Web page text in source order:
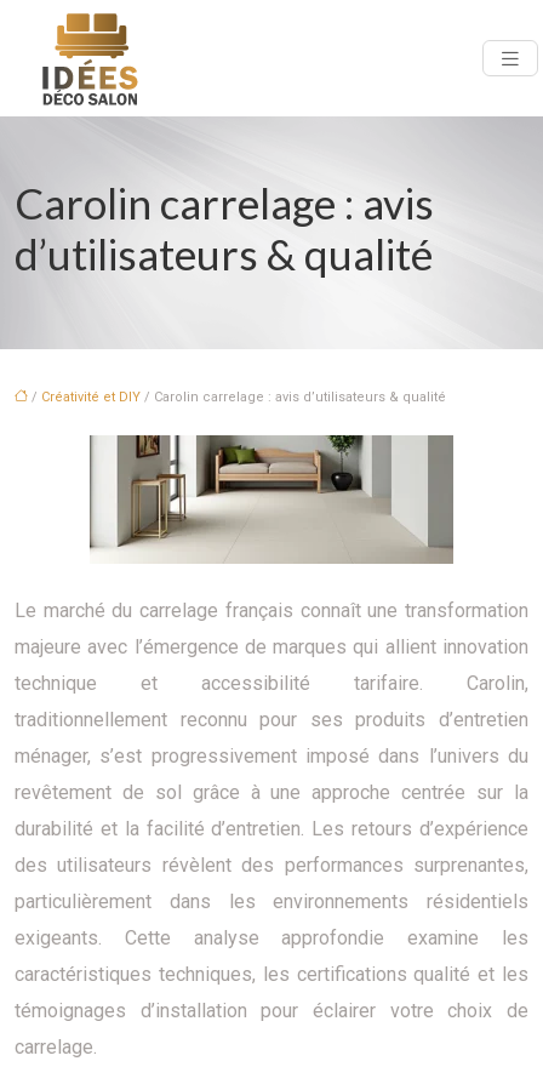
Carolin carrelage : avis
d’utilisateurs & qualité
/ Créativité et DIY / Carolin carrelage : avis d’utilisateurs & qualité
Le marché du carrelage français connaît une transformation
majeure avec l’émergence de marques qui allient innovation
technique et accessibilité tarifaire. Carolin,
traditionnellement reconnu pour ses produits d’entretien
ménager, s’est progressivement imposé dans l’univers du
revêtement de sol grâce à une approche centrée sur la
durabilité et la facilité d’entretien. Les retours d’expérience
des utilisateurs révèlent des performances surprenantes,
particulièrement dans les environnements résidentiels
exigeants. Cette analyse approfondie examine les
caractéristiques techniques, les certifications qualité et les
témoignages d’installation pour éclairer votre choix de
carrelage.